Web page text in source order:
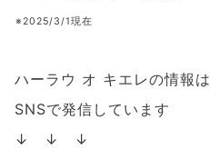
⁡※2025/3/1現在
ハーラウ オ キエレの情報は
SNSで発信しています
↓ ↓ ↓